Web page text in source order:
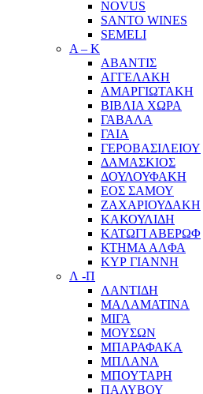
NOVUS
SANTO WINES
SEMELI
Α – Κ
ΑΒΑΝΤΙΣ
ΑΓΓΕΛΑΚΗ
ΑΜΑΡΓΙΩΤΑΚΗ
ΒΙΒΛΙΑ ΧΩΡΑ
ΓΑΒΑΛΑ
ΓΑΙΑ
ΓΕΡΟΒΑΣΙΛΕΙΟΥ
ΔΑΜΑΣΚΙΟΣ
ΔΟΥΛΟΥΦΑΚΗ
ΕΟΣ ΣΑΜΟΥ
ΖΑΧΑΡΙΟΥΔΑΚΗ
ΚΑΚΟΥΛΙΔΗ
ΚΑΤΩΓΙ ΑΒΕΡΩΦ
ΚΤΗΜΑ ΑΛΦΑ
ΚΥΡ ΓΙΑΝΝΗ
Λ -Π
ΛΑΝΤΙΔΗ
ΜΑΛΑΜΑΤΙΝΑ
ΜΙΓΑ
ΜΟΥΣΩΝ
ΜΠΑΡΑΦΑΚΑ
ΜΠΛΑΝΑ
ΜΠΟΥΤΑΡΗ
ΠΑΛΥΒΟΥ